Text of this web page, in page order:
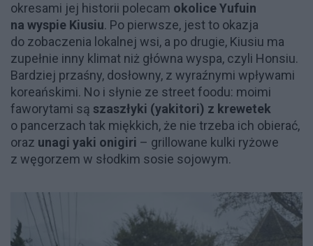
okresami jej historii polecam okolice Yufuin
na wyspie Kiusiu. Po pierwsze, jest to okazja
do zobaczenia lokalnej wsi, a po drugie, Kiusiu ma
zupełnie inny klimat niż główna wyspa, czyli Honsiu.
Bardziej przaśny, dosłowny, z wyraźnymi wpływami
koreańskimi. No i słynie ze street foodu: moimi
faworytami są szaszłyki (yakitori) z krewetek
o pancerzach tak miękkich, że nie trzeba ich obierać,
oraz unagi yaki onigiri – grillowane kulki ryżowe
z węgorzem w słodkim sosie sojowym.